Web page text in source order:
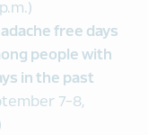
free days
people with
in the past
7-8,